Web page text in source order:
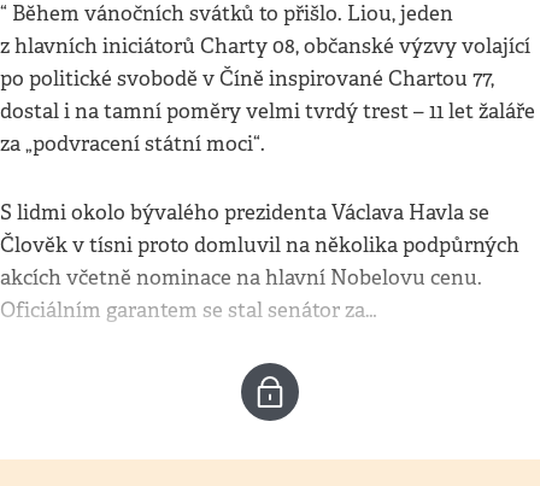
“ Během vánočních svátků to přišlo. Liou, jeden
z hlavních iniciátorů Charty 08, občanské výzvy volající
po politické svobodě v Číně inspirované Chartou 77,
dostal i na tamní poměry velmi tvrdý trest – 11 let žaláře
za „podvracení státní moci“.
S lidmi okolo bývalého prezidenta Václava Havla se
Člověk v tísni proto domluvil na několika podpůrných
akcích včetně nominace na hlavní Nobelovu cenu.
Oficiálním garantem se stal senátor za…